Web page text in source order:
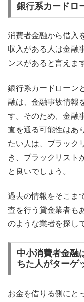
銀行系カードロ
消費者金融から借入
収入がある人は金融
ンスがあると言えま
銀行系カードローン
融は、金融事故情報
す。そのため、金融
査を通る可能性はあ
たい人は、ブラック
き、ブラックリスト
と良いでしょう。
過去の情報をそこま
査を行う貸金業者も
のような業者を探し
中小消費者金融
ちた人がターゲ
お金を借りる側にと